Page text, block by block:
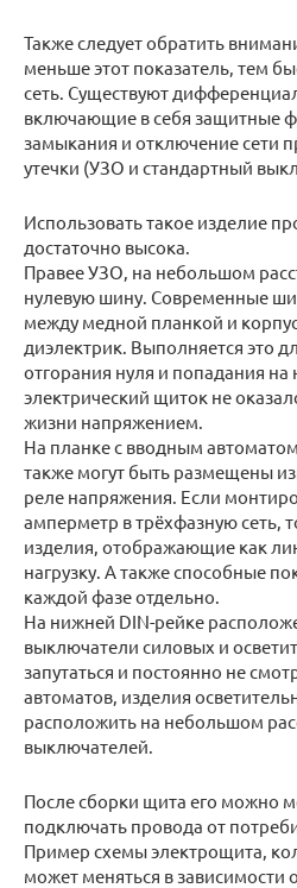
Также следует обратить
меньше этот показатель, тем
сеть. Существуют
включающие в себя защитные
замыкания и отключение сети
утечки (УЗО и стандартный
Использовать такое изделие
достаточно высока.
Правее УЗО, на небольшом
нулевую шину. Современные
между медной планкой и
диэлектрик. Выполняется это
отгорания нуля и попадания на
электрический щиток не
жизни напряжением.
На планке с вводным
также могут быть размещены
реле напряжения. Если
амперметр в трёхфазную сеть,
изделия, отображающие как
нагрузку. А также способные
каждой фазе отдельно.
На нижней DIN-рейке
выключатели силовых и
запутаться и постоянно не
автоматов, изделия
расположить на небольшом
выключателей.
После сборки щита его можно
подключать провода от
Пример схемы электрощита,
может меняться в зависимости